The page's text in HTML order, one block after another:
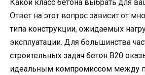
Какой класс бетона выбрать для
Ответ на этот вопрос зависит от
типа конструкции, ожидаемых
эксплуатации. Для большинства
строительных задач бетон В20
идеальным компромиссом между